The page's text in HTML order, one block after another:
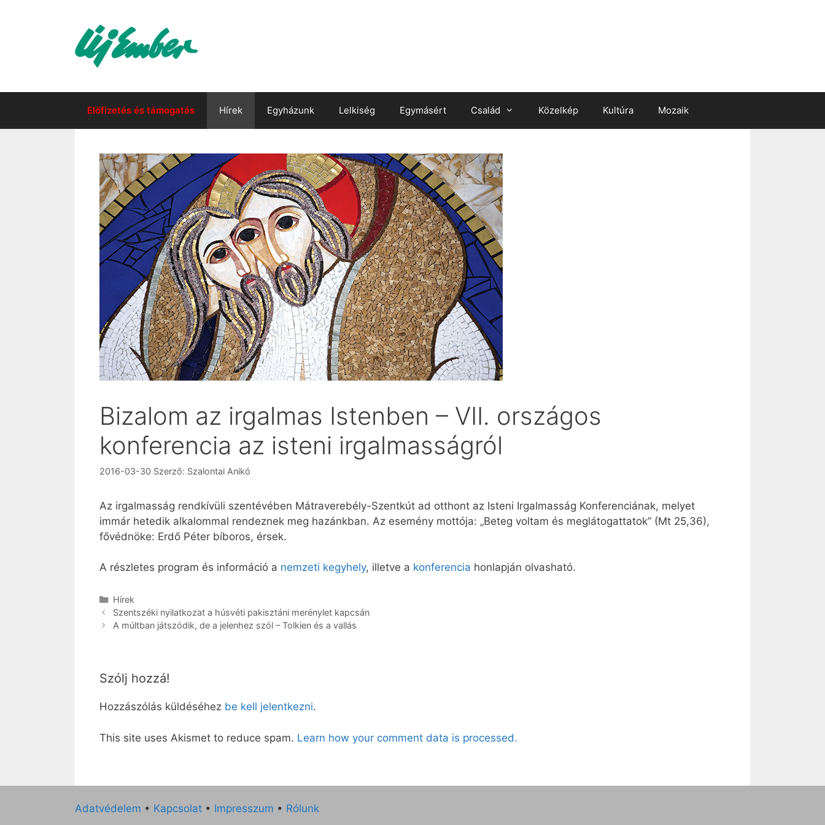
Előfizetés és támogatás Hírek Egyházunk Lelkiség Egymásért Család Közelkép Kultúra Mozaik
Bizalom az irgalmas Istenben – VII. országos
konferencia az isteni irgalmasságról
2016-03-30 Szerző: Szalontai Anikó
Az irgalmasság rendkívüli szentévében Mátraverebély-Szentkút ad otthont az Isteni Irgalmasság Konferenciának, melyet
immár hetedik alkalommal rendeznek meg hazánkban. Az esemény mottója: „Beteg voltam és meglátogattatok” (Mt 25,36),
fővédnöke: Erdő Péter bíboros, érsek.
A részletes program és információ a nemzeti kegyhely, illetve a konferencia honlapján olvasható.
Kategória
Hírek
Szentszéki nyilatkozat a húsvéti pakisztáni merénylet kapcsán
A múltban játszódik, de a jelenhez szól – Tolkien és a vallás
Szólj hozzá!
Hozzászólás küldéséhez be kell jelentkezni.
This site uses Akismet to reduce spam. Learn how your comment data is processed.
Adatvédelem • Kapcsolat • Impresszum • Rólunk